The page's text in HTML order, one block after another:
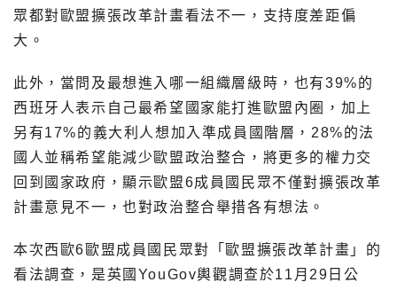
眾都對歐盟擴張改革計畫看法不一，支持度差距偏
大。
此外，當問及最想進入哪一組織層級時，也有39%的
西班牙人表示自己最希望國家能打進歐盟內圈，加上
另有17%的義大利人想加入準成員國階層，28%的法
國人並稱希望能減少歐盟政治整合，將更多的權力交
回到國家政府，顯示歐盟6成員國民眾不僅對擴張改革
計畫意見不一，也對政治整合舉措各有想法。
本次西歐6歐盟成員國民眾對「歐盟擴張改革計畫」的
看法調查，是英國YouGov輿觀調查於11月29日公